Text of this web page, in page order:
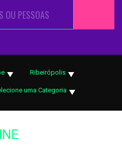
Ribeirópolis
uma Categoria